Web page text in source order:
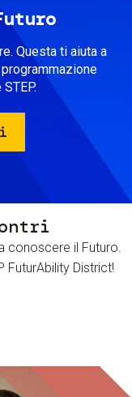
Questa ti aiuta a
conoscere il Futuro.
FuturAbility District!